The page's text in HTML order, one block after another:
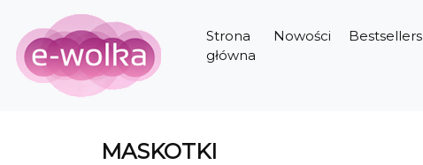
Strona
główna
Nowości Bestsellers
MASKOTKI